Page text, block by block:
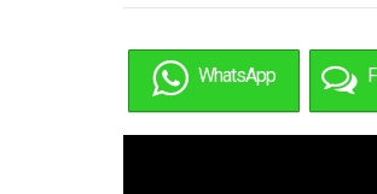
WhatsApp